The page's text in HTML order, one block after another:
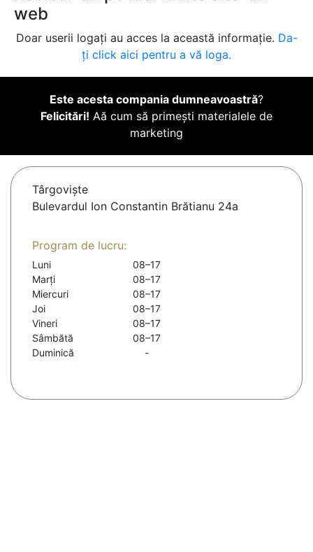
web
Doar userii logați au acces la această informație. Da-
ți click aici pentru a vă loga.
Este acesta compania dumneavoastră?
Felicitări! Aă cum să primești materialele de
marketing
Târgovişte
Bulevardul Ion Constantin Brătianu 24a
Program de lucru:
Luni
08–17
Marți
08–17
Miercuri
08–17
Joi
08–17
Vineri
08–17
Sâmbătă
08–17
Duminică
-